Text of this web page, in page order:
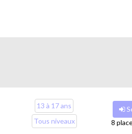
13 à 17 ans
Tous niveaux
8